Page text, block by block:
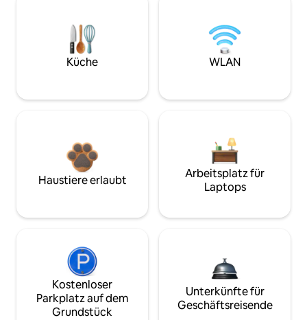
Küche WLAN
Haustiere erlaubt
Arbeitsplatz für
Laptops
Kostenloser
Parkplatz auf dem
Grundstück
Unterkünfte für
Geschäftsreisende